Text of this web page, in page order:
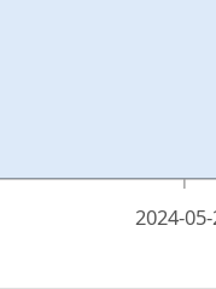
2024-